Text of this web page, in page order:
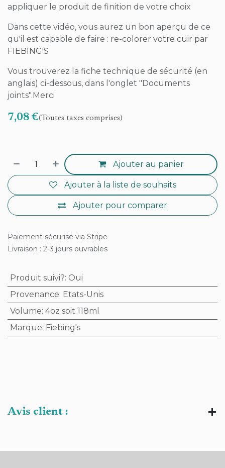
appliquer le produit de finition de votre choix
Dans cette vidéo, vous aurez un bon aperçu de ce
qu'il est capable de faire : re-colorer votre cuir par
FIEBING'S
Vous trouverez la fiche technique de sécurité (en
anglais) ci-dessous, dans l'onglet "Documents
joints".Merci
7,08 €(Toutes taxes comprises)
Ajouter au panier
Ajouter pour comparer
Ajouter à la liste de souhaits
Paiement sécurisé via Stripe
Livraison : 2-3 jours ouvrables
Produit suivi?: Oui
Provenance: Etats-Unis
Volume: 4oz soit 118ml
Marque: Fiebing's
Avis client :